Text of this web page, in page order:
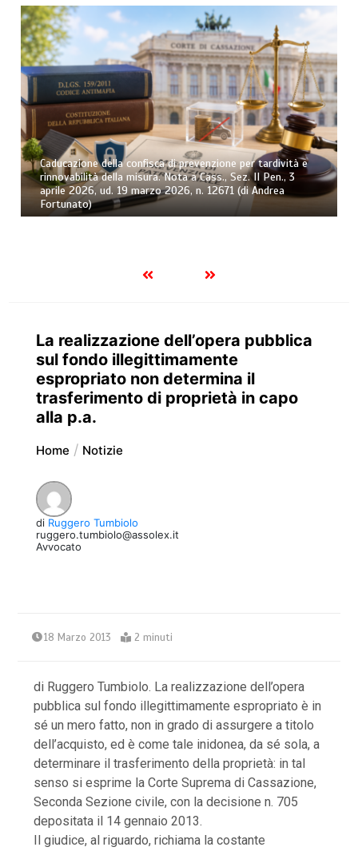
Caducazione della confisca di prevenzione per tardività e
rinnovabilità della misura. Nota a Cass., Sez. II Pen., 3
aprile 2026, ud. 19 marzo 2026, n. 12671 (di Andrea
Fortunato)
La realizzazione dell’opera pubblica
sul fondo illegittimamente
espropriato non determina il
trasferimento di proprietà in capo
alla p.a.
Home Notizie
di Ruggero Tumbiolo
ruggero.tumbiolo@assolex.it
Avvocato
18 Marzo 2013 2 minuti
di Ruggero Tumbiolo. La realizzazione dell’opera
pubblica sul fondo illegittimamente espropriato è in
sé un mero fatto, non in grado di assurgere a titolo
dell’acquisto, ed è come tale inidonea, da sé sola, a
determinare il trasferimento della proprietà: in tal
senso si esprime la Corte Suprema di Cassazione,
Seconda Sezione civile, con la decisione n. 705
depositata il 14 gennaio 2013.
Il giudice, al riguardo, richiama la costante